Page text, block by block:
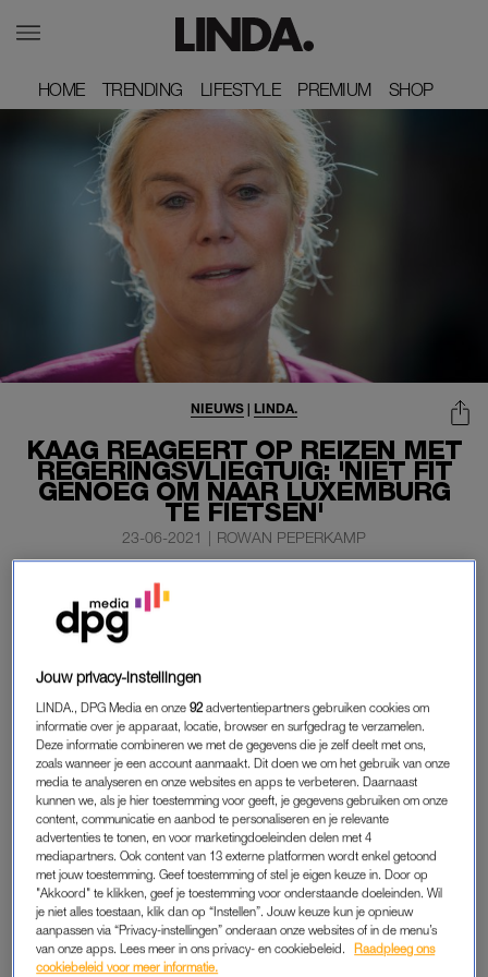
HOME
HOME TRENDING
TRENDING LIFESTYLE
LIFESTYLE PREMIUM
PREMIUM SHOP
SHOP
KAAG REAGEERT OP REIZEN MET
REGERINGSVLIEGTUIG: 'NIET FIT
GENOEG OM NAAR LUXEMBURG
TE FIETSEN'
NIEUWS | LINDA.
23-06-2021 | ROWAN PEPERKAMP
Sigrid Kaag, minister van Buitenlandse Zaken, reageert
woensdag op de kritiek die ze kreeg omdat ze per
regeringsvliegtuig naar Luxemburg reisde.
De bewindsvrouw zegt dat vanwege haar drukke agenda het
vliegtuig de enige optie was.
KAAG
Volgens Kaag kijken ministerie altijd zorgvuldig naar de
overvolle agenda’s. “Soms is het vliegtuig logistiek de enige
optie om op tijd terug te zijn in de Kamer. Helaas was ik dus
gedwongen van de korte vlucht gebruik te maken”, zegt Kaag
tijdens het formatiedebat in de Tweede Kamer. “Voor fietsen
naar Luxemburg ben ik niet fit genoeg”, grapte ze daarna.
Jouw privacy-instellingen
LINDA., DPG Media en onze92 advertentiepartners gebruiken cookies om
informatie over je apparaat, locatie, browser en surfgedrag te verzamelen.
Deze informatie combineren we met de gegevens die je zelf deelt met ons,
zoals wanneer je een account aanmaakt. Dit doen we om het gebruik van onze
media te analyseren en onze websites en apps te verbeteren. Daarnaast
kunnen we, als je hier toestemming voor geeft, je gegevens gebruiken om onze
content, communicatie en aanbod te personaliseren en je relevante
advertenties te tonen, en voor marketingdoeleinden delen met 4
mediapartners. Ook content van 13 externe platformen wordt enkel getoond
met jouw toestemming. Geef toestemming of stel je eigen keuze in. Door op
"Akkoord" te klikken, geef je toestemming voor onderstaande doeleinden. Wil
je niet alles toestaan, klik dan op “Instellen”. Jouw keuze kun je opnieuw
aanpassen via “Privacy-instellingen” onderaan onze websites of in de menu’s
van onze apps. Lees meer in ons privacy- en cookiebeleid.
Raadpleeg ons
cookiebeleid voor meer informatie.